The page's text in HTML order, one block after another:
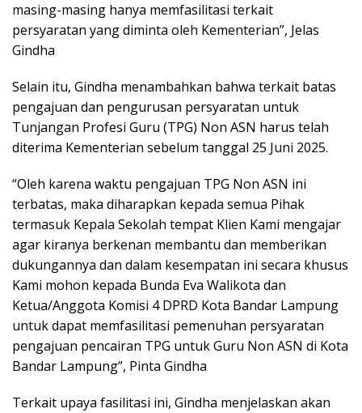
masing-masing hanya memfasilitasi terkait
persyaratan yang diminta oleh Kementerian”, Jelas
Gindha
Selain itu, Gindha menambahkan bahwa terkait batas
pengajuan dan pengurusan persyaratan untuk
Tunjangan Profesi Guru (TPG) Non ASN harus telah
diterima Kementerian sebelum tanggal 25 Juni 2025.
“Oleh karena waktu pengajuan TPG Non ASN ini
terbatas, maka diharapkan kepada semua Pihak
termasuk Kepala Sekolah tempat Klien Kami mengajar
agar kiranya berkenan membantu dan memberikan
dukungannya dan dalam kesempatan ini secara khusus
Kami mohon kepada Bunda Eva Walikota dan
Ketua/Anggota Komisi 4 DPRD Kota Bandar Lampung
untuk dapat memfasilitasi pemenuhan persyaratan
pengajuan pencairan TPG untuk Guru Non ASN di Kota
Bandar Lampung”, Pinta Gindha
Terkait upaya fasilitasi ini, Gindha menjelaskan akan